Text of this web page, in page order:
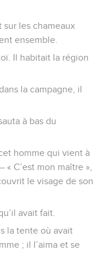
sur les chameaux
ensemble.
Il habitait la région
la campagne, il
à bas du
homme qui vient à
C’est mon maître »,
le visage de son
avait fait.
la tente où avait
; il l’aima et se